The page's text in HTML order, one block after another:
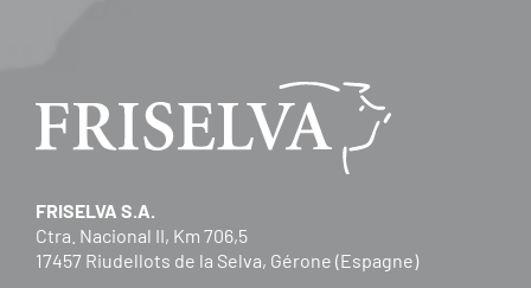
FRISELVA S.A.
Ctra. Nacional II, Km 706,5
17457 Riudellots de la Selva, Gérone (Espagne)